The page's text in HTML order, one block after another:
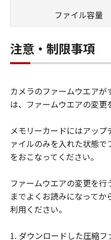
ができます。
(2) 「本契約」に
き、キヤノンおよ
ーのいかなる知
示たるとを問わ
りません。
(3) 「許諾ソフト
かかるオープンソ
ては、「本契約
わらず、キヤノン
載されたウェブ
ンソースソフト
れ適用されます。
制限
ファイル容量
注意・制限事項
カメラのファームウエア
は、ファームウエアの変更
メモリーカードにはアッ
ァイルのみを入れた状態
をおこなってください。
ファームウエアの変更を
までよくお読みになって
利用ください。
1. ダウンロードした圧縮